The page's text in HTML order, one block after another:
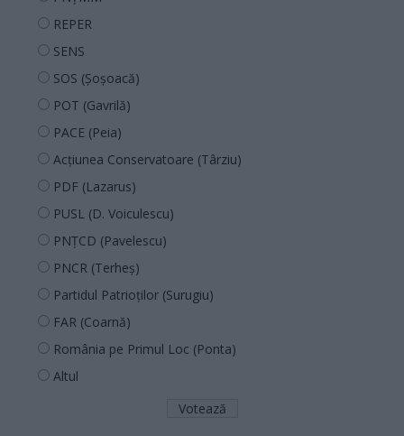
REPER
SENS
SOS (Șoșoacă)
POT (Gavrilă)
PACE (Peia)
Acțiunea Conservatoare (Târziu)
PDF (Lazarus)
PUSL (D. Voiculescu)
PNȚCD (Pavelescu)
PNCR (Terheș)
Partidul Patrioților (Surugiu)
FAR (Coarnă)
România pe Primul Loc (Ponta)
Altul